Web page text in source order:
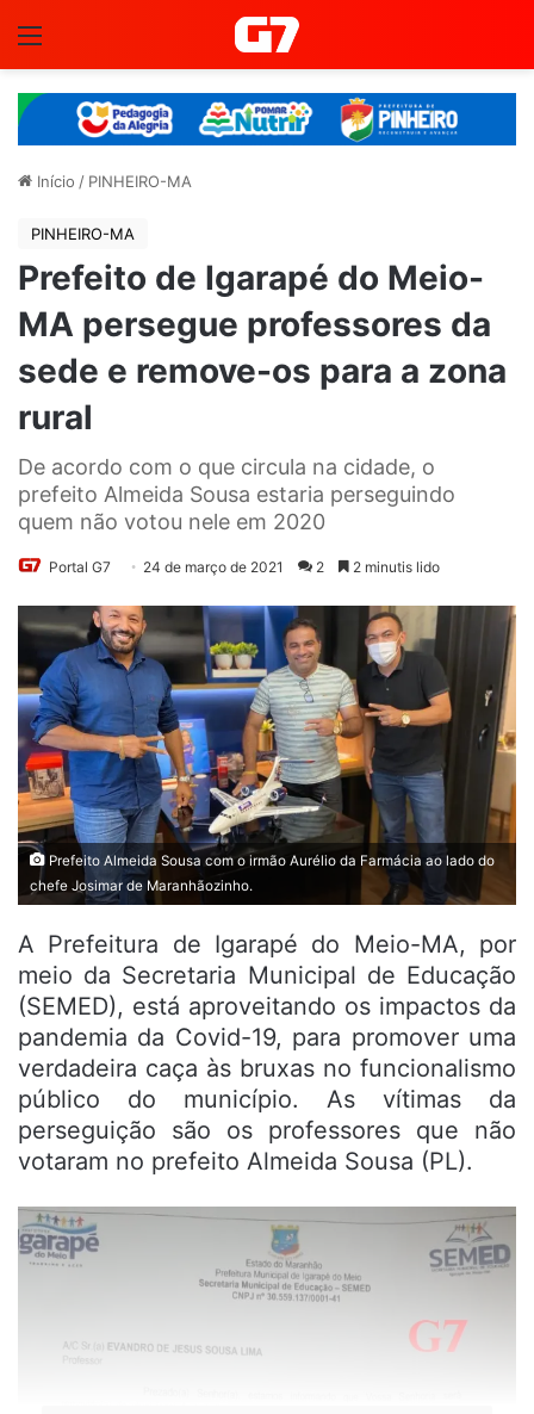
Início / PINHEIRO-MA
PINHEIRO-MA
Prefeito de Igarapé do Meio-
MA persegue professores da
sede e remove-os para a zona
rural
De acordo com o que circula na cidade, o
prefeito Almeida Sousa estaria perseguindo
quem não votou nele em 2020
Portal G7 24 de março de 2021 2 2 minutis lido
Prefeito Almeida Sousa com o irmão Aurélio da Farmácia ao lado do
chefe Josimar de Maranhãozinho.
A Prefeitura de Igarapé do Meio-MA, por
meio da Secretaria Municipal de Educação
(SEMED), está aproveitando os impactos da
pandemia da Covid-19, para promover uma
verdadeira caça às bruxas no funcionalismo
público do município. As vítimas da
perseguição são os professores que não
votaram no prefeito Almeida Sousa (PL).